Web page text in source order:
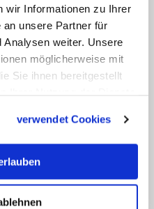
wir Informationen zu Ihrer
an unsere Partner für
Analysen weiter. Unsere
möglicherweise mit
Sie ihnen bereitgestellt
verwendet Cookies
als ein
er hat
So unterhält er
Pässe
wo er mit
von Jerusalem
Schutz